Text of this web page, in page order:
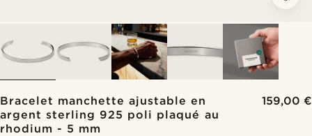
Bracelet manchette ajustable en
argent sterling 925 poli plaqué au
rhodium - 5 mm
159,00 €